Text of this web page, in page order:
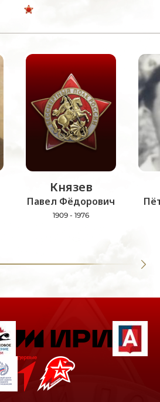
Князев
Павел Фёдорович
1909 - 1976